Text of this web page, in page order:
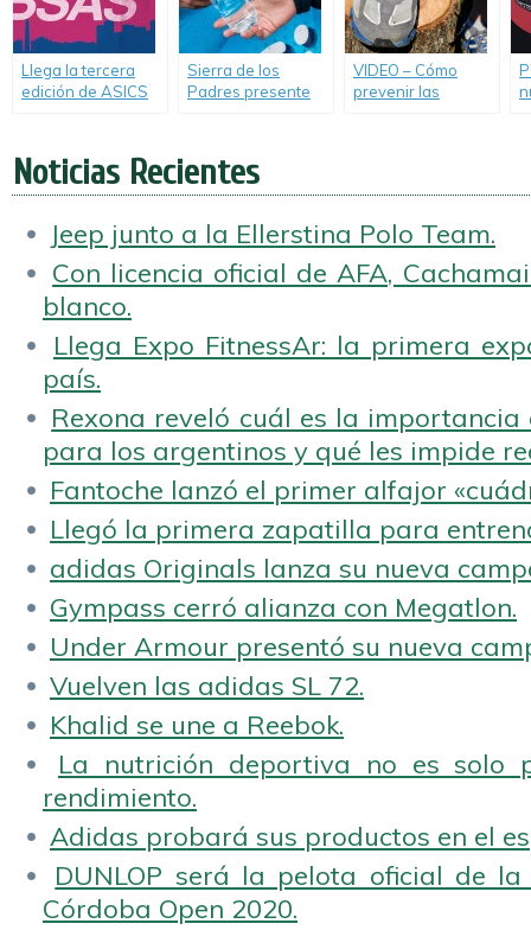
Llega la tercera
edición de ASICS
Sierra de los
Padres presente
VIDEO – Cómo
prevenir las
Noticias Recientes
Jeep junto a la Ellerstina Polo Team.
Con licencia oficial de AFA,
blanco.
Llega Expo FitnessAr: la primera
país.
Rexona reveló cuál es la
para los argentinos y qué les impide
Fantoche lanzó el primer alfajor
Llegó la primera zapatilla para
adidas Originals lanza su nueva
Gympass cerró alianza con Megatlon.
Under Armour presentó su nueva
Vuelven las adidas SL 72.
Khalid se une a Reebok.
La nutrición deportiva no es solo
rendimiento.
Adidas probará sus productos en el
DUNLOP será la pelota oficial de
Córdoba Open 2020.